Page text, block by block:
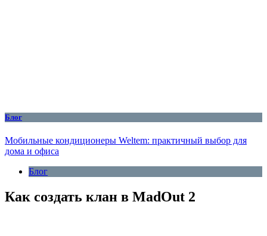
Блог
Мобильные кондиционеры Weltem: практичный выбор для
дома и офиса
Блог
Как создать клан в MadOut 2